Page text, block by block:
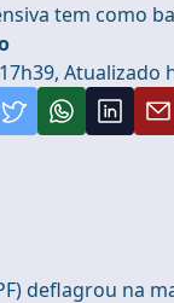
tem como
Atualizado
deflagrou na